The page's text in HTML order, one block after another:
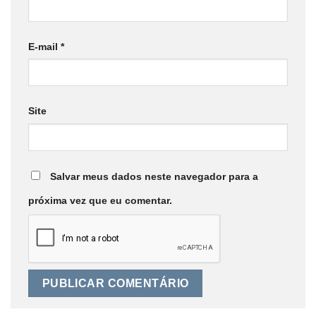
E-mail *
Site
Salvar meus dados neste navegador para a
próxima vez que eu comentar.